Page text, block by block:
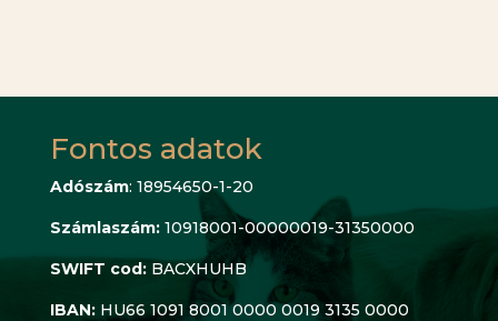
Fontos adatok
Adószám: 18954650-1-20
Számlaszám: 10918001-00000019-31350000
SWIFT cod: BACXHUHB
IBAN: HU66 1091 8001 0000 0019 3135 0000